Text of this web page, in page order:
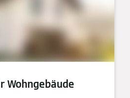
Wohngebäude